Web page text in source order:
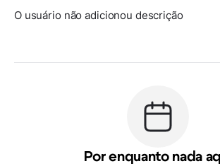
O usuário não adicionou descrição
Por enquanto nada